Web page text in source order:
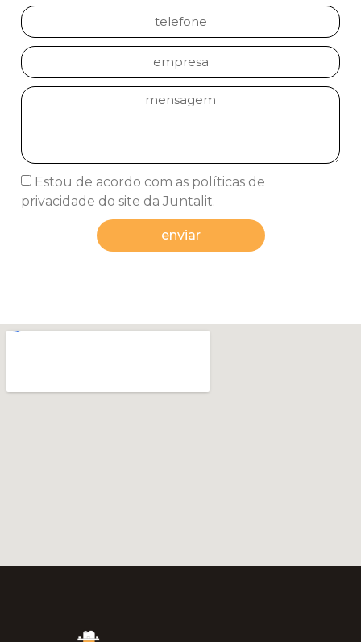
Estou de acordo com as políticas de
privacidade do site da Juntalit.
enviar